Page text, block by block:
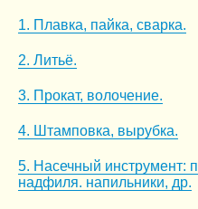
1. Плавка, пайка, сварка.
2. Литьё.
3. Прокат, волочение.
4. Штамповка, вырубка.
5. Насечный инструмент:
надфиля. напильники, др.